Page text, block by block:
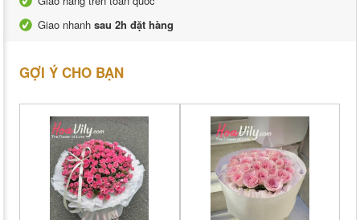
Giao nhanh sau 2h đặt hàng
GỢI Ý CHO BẠN